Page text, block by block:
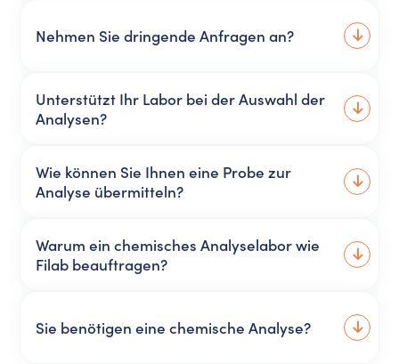
Nehmen Sie dringende Anfragen an?
Unterstützt Ihr Labor bei der Auswahl der
Analysen?
Wie können Sie Ihnen eine Probe zur
Analyse übermitteln?
Warum ein chemisches Analyselabor wie
Filab beauftragen?
Sie benötigen eine chemische Analyse?